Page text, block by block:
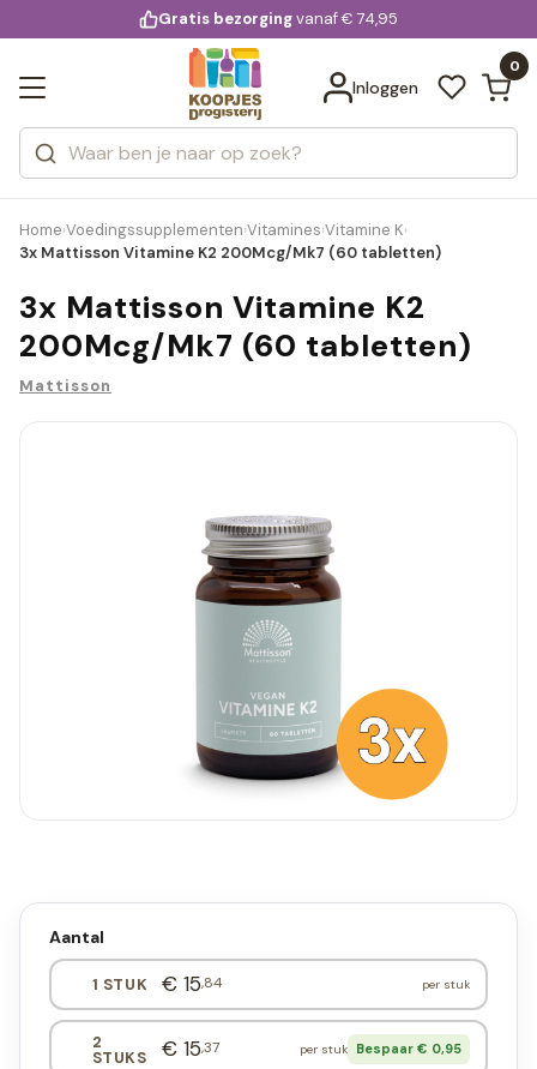
voor 20:00 uur besteld
Gratis bezorgingvanaf € 74,95
Inloggen
0
Zoeken
Categorieën
Merken
Bekijk alle resultaten
Home›Voedingssupplementen›Vitamines›Vitamine K›
3x Mattisson Vitamine K2 200Mcg/Mk7 (60 tabletten)
3x Mattisson Vitamine K2
200Mcg/Mk7 (60 tabletten)
Mattisson
Aantal
1 STUK € 15,84 per stuk
2
STUKS € 15,37 per stuk Bespaar € 0,95